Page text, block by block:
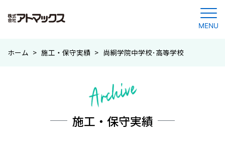
MENU
ホーム > 施工・保守実績 > 尚絅学院中学校･高等学校
施工・保守実績